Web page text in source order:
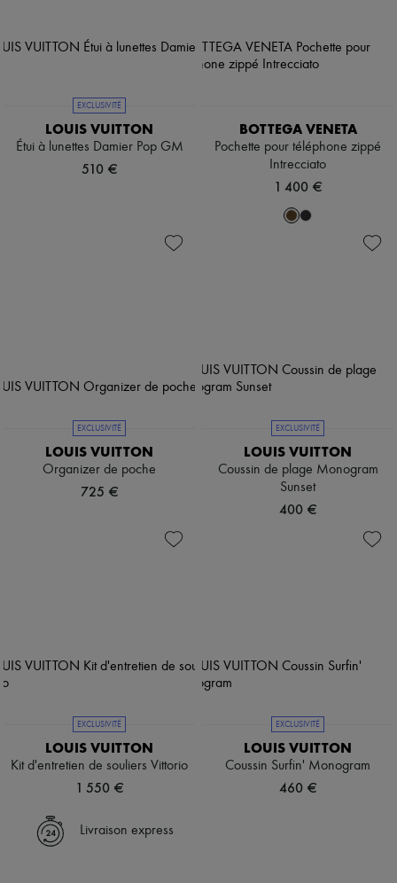
EXCLUSIVITÉ
LOUIS VUITTON
Étui à lunettes Damier Pop GM
510 €
BOTTEGA VENETA
Pochette pour téléphone zippé
Intrecciato
1 400 €
EXCLUSIVITÉ
LOUIS VUITTON
Organizer de poche
725 €
EXCLUSIVITÉ
LOUIS VUITTON
Coussin de plage Monogram
Sunset
400 €
EXCLUSIVITÉ
LOUIS VUITTON
Kit d'entretien de souliers Vittorio
1 550 €
EXCLUSIVITÉ
LOUIS VUITTON
Coussin Surfin' Monogram
460 €
Livraison express